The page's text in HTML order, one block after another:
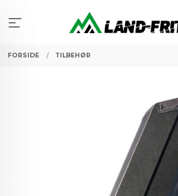
innholdet
FORSIDE TILBEHØR